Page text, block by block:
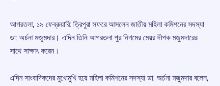
আগরতলা, ১৯ ফেব্রুয়ারি: ত্রিপুরা সফরে আসলেন জাতীয় মহিলা কমিশনের সদস্যা
ডা: অর্চনা মজুমদার। এদিন তিনি আগরতলা পুর নিগমের মেয়র দীপক মজুমদারের
সাথে সাক্ষাৎ করেন।
এদিন সাংবাদিকদের মুখোমুখি হয়ে মহিলা কমিশনের সদস্যা ডা: অর্চনা মজুমদার বলেন,